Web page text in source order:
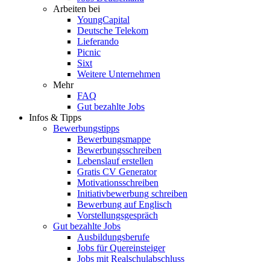
Arbeiten bei
YoungCapital
Deutsche Telekom
Lieferando
Picnic
Sixt
Weitere Unternehmen
Mehr
FAQ
Gut bezahlte Jobs
Infos & Tipps
Bewerbungstipps
Bewerbungsmappe
Bewerbungsschreiben
Lebenslauf erstellen
Gratis CV Generator
Motivationsschreiben
Initiativbewerbung schreiben
Bewerbung auf Englisch
Vorstellungsgespräch
Gut bezahlte Jobs
Ausbildungsberufe
Jobs für Quereinsteiger
Jobs mit Realschulabschluss